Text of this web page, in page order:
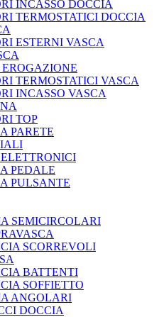
INCASSO DOCCIA
TERMOSTATICI DOCCIA
ESTERNI VASCA
TERMOSTATICI VASCA
INCASSO VASCA
TOP
PARETE
PEDALE
PULSANTE
SEMICIRCOLARI
SCORREVOLI
BATTENTI
SOFFIETTO
ANGOLARI
DOCCIA